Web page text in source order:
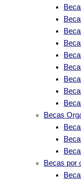
Becas
Becas por